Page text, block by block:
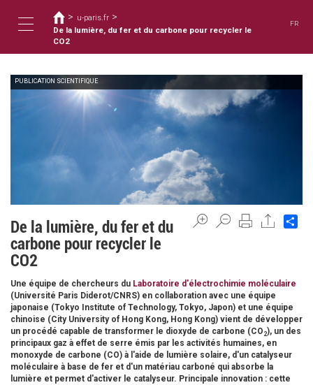
容
Toggle
navigation
您
在
這
裡
> u-paris.fr >
De la lumière, du fer et du carbone pour recycler le
CO2
FR
PUBLICATION SCIENTIFIQUE
De la lumière, du fer et du
carbone pour recycler le
CO2
Une équipe de chercheurs du Laboratoire d'électrochimie moléculaire
(Université Paris Diderot/CNRS) en collaboration avec une équipe
japonaise (Tokyo Institute of Technology, Tokyo, Japon) et une équipe
chinoise (City University of Hong Kong, Hong Kong) vient de développer
un procédé capable de transformer le dioxyde de carbone (CO 2), un des
principaux gaz à effet de serre émis par les activités humaines, en
monoxyde de carbone (CO) à l'aide de lumière solaire, d'un catalyseur
moléculaire à base de fer et d'un matériau carboné qui absorbe la
lumière et permet d'activer le catalyseur. Principale innovation : cette